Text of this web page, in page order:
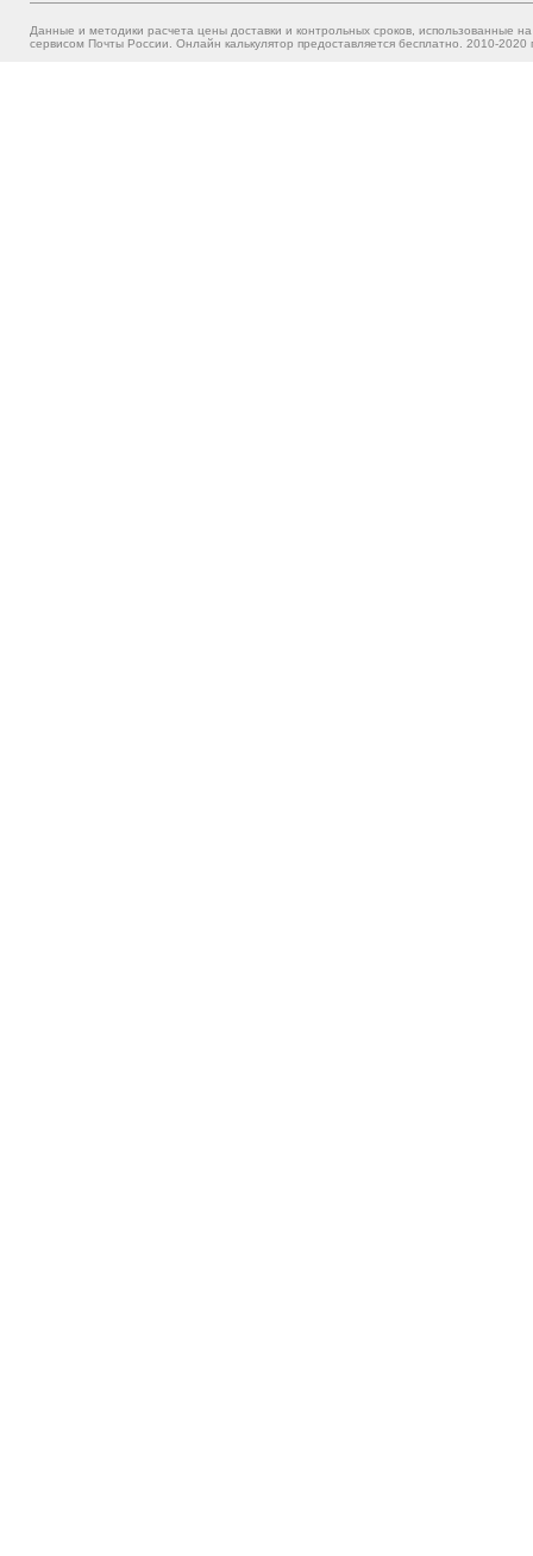
Данные и методики расчета цены доставки и контрольных сроков, использованные
сервисом Почты России. Онлайн калькулятор предоставляется бесплатно. 2010-2020